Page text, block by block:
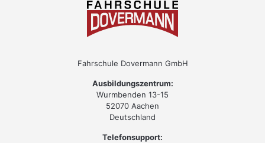
Fahrschule Dovermann GmbH
Ausbildungszentrum:
Wurmbenden 13-15
52070 Aachen
Deutschland
Telefonsupport: